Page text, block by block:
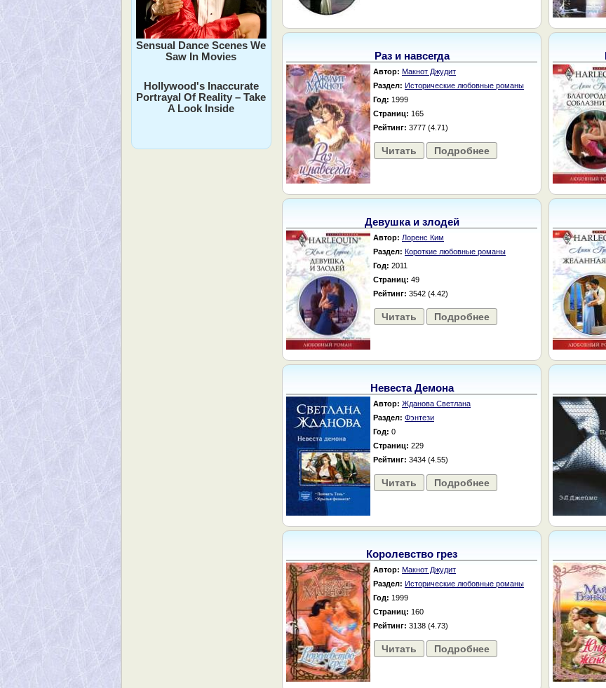
Sensual Dance Scenes We
Saw In Movies
Hollywood's Inaccurate
Portrayal Of Reality – Take
A Look Inside
Раз и навсегда
Автор: Макнот Джудит
Раздел: Исторические любовные романы
Год: 1999
Страниц: 165
Рейтинг: 3777 (4.71)
Читать Подробнее
Девушка и злодей
Автор: Лоренс Ким
Раздел: Короткие любовные романы
Год: 2011
Страниц: 49
Рейтинг: 3542 (4.42)
Читать Подробнее
Невеста Демона
Автор: Жданова Светлана
Раздел: Фэнтези
Год: 0
Страниц: 229
Рейтинг: 3434 (4.55)
Читать Подробнее
Королевство грез
Автор: Макнот Джудит
Раздел: Исторические любовные романы
Год: 1999
Страниц: 160
Рейтинг: 3138 (4.73)
Читать Подробнее